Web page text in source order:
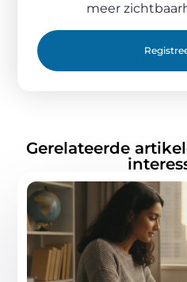
meer
Gerelateerde